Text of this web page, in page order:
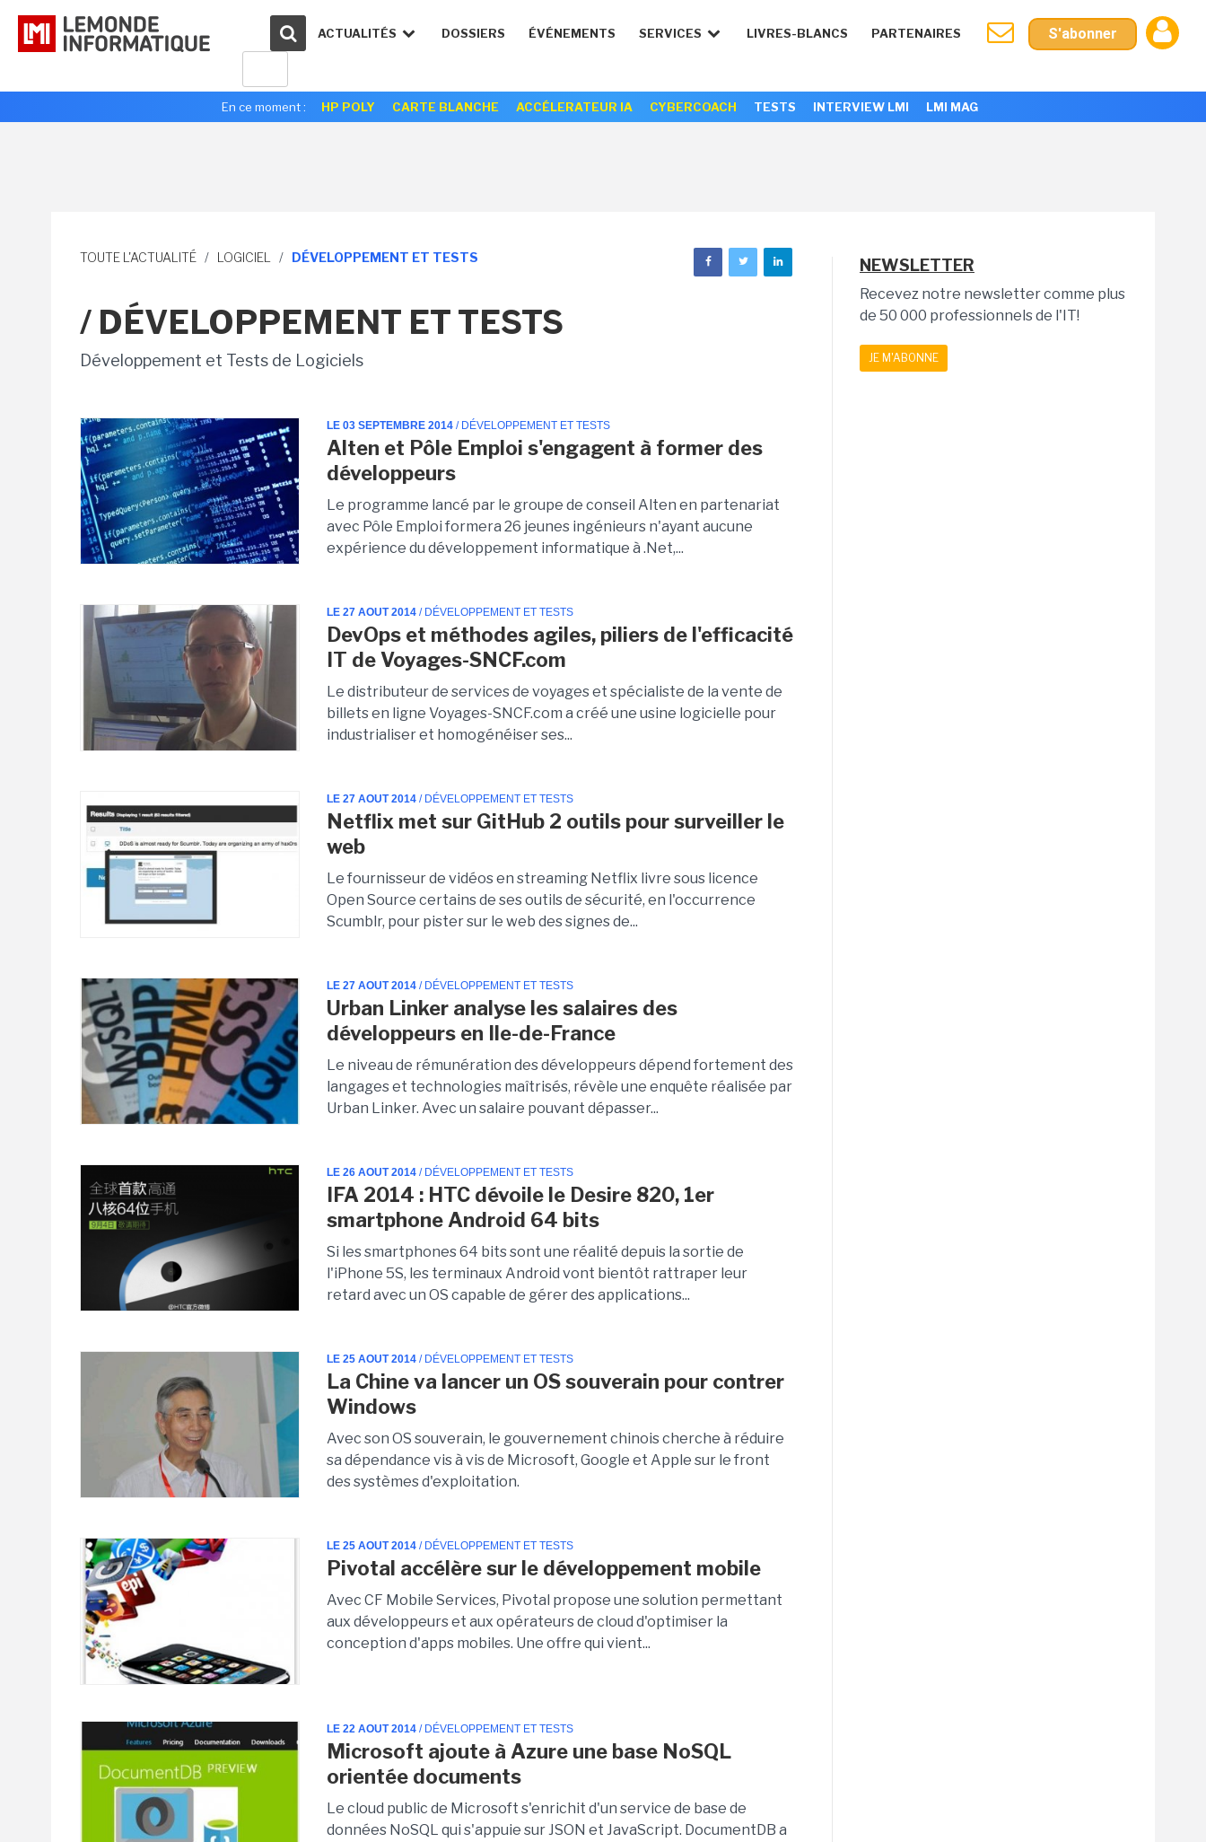
ACTUALITÉS DOSSIERS ÉVÉNEMENTS SERVICES LIVRES-BLANCS PARTENAIRES S'abonner
En ce moment : HP POLY CARTE BLANCHE ACCÉLERATEUR IA CYBERCOACH TESTS INTERVIEW LMI LMI MAG
TOUTE L'ACTUALITÉ / LOGICIEL / DÉVELOPPEMENT ET TESTS
/ DÉVELOPPEMENT ET TESTS
Développement et Tests de Logiciels
LE 03 SEPTEMBRE 2014 / DÉVELOPPEMENT ET TESTS
Alten et Pôle Emploi s'engagent à former des
développeurs
Le programme lancé par le groupe de conseil Alten en partenariat
avec Pôle Emploi formera 26 jeunes ingénieurs n'ayant aucune
expérience du développement informatique à .Net,...
LE 27 AOUT 2014 / DÉVELOPPEMENT ET TESTS
DevOps et méthodes agiles, piliers de l'efficacité
IT de Voyages-SNCF.com
Le distributeur de services de voyages et spécialiste de la vente de
billets en ligne Voyages-SNCF.com a créé une usine logicielle pour
industrialiser et homogénéiser ses...
LE 27 AOUT 2014 / DÉVELOPPEMENT ET TESTS
Netflix met sur GitHub 2 outils pour surveiller le
web
Le fournisseur de vidéos en streaming Netflix livre sous licence
Open Source certains de ses outils de sécurité, en l'occurrence
Scumblr, pour pister sur le web des signes de...
LE 27 AOUT 2014 / DÉVELOPPEMENT ET TESTS
Urban Linker analyse les salaires des
développeurs en Ile-de-France
Le niveau de rémunération des développeurs dépend fortement des
langages et technologies maîtrisés, révèle une enquête réalisée par
Urban Linker. Avec un salaire pouvant dépasser...
LE 26 AOUT 2014 / DÉVELOPPEMENT ET TESTS
IFA 2014 : HTC dévoile le Desire 820, 1er
smartphone Android 64 bits
Si les smartphones 64 bits sont une réalité depuis la sortie de
l'iPhone 5S, les terminaux Android vont bientôt rattraper leur
retard avec un OS capable de gérer des applications...
LE 25 AOUT 2014 / DÉVELOPPEMENT ET TESTS
La Chine va lancer un OS souverain pour contrer
Windows
Avec son OS souverain, le gouvernement chinois cherche à réduire
sa dépendance vis à vis de Microsoft, Google et Apple sur le front
des systèmes d'exploitation.
LE 25 AOUT 2014 / DÉVELOPPEMENT ET TESTS
Pivotal accélère sur le développement mobile
Avec CF Mobile Services, Pivotal propose une solution permettant
aux développeurs et aux opérateurs de cloud d'optimiser la
conception d'apps mobiles. Une offre qui vient...
LE 22 AOUT 2014 / DÉVELOPPEMENT ET TESTS
Microsoft ajoute à Azure une base NoSQL
orientée documents
Le cloud public de Microsoft s'enrichit d'un service de base de
données NoSQL qui s'appuie sur JSON et JavaScript. DocumentDB a
NEWSLETTER
Recevez notre newsletter comme plus
de 50 000 professionnels de l'IT!
JE M'ABONNE